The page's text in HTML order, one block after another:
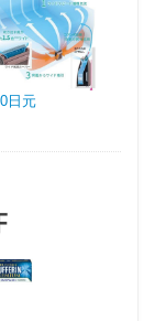
日元